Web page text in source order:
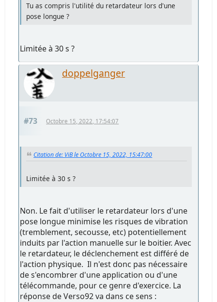
Tu as compris l'utilité du retardateur lors d'une
pose longue ?
Limitée à 30 s ?
doppelganger
#73 Octobre 15, 2022, 17:54:07
Citation de: ViB le Octobre 15, 2022, 15:47:00
Limitée à 30 s ?
Non. Le fait d'utiliser le retardateur lors d'une
pose longue minimise les risques de vibration
(tremblement, secousse, etc) potentiellement
induits par l'action manuelle sur le boitier. Avec
le retardateur, le déclenchement est différé de
l'action physique. Il n'est donc pas nécessaire
de s'encombrer d'une application ou d'une
télécommande, pour ce genre d'exercice. La
réponse de Verso92 va dans ce sens :